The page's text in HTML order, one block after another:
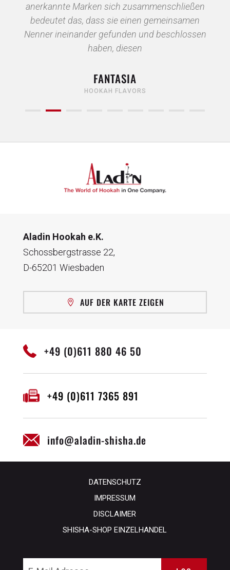
anerkannte Marken sich zusammenschließen
bedeutet das, dass sie einen gemeinsamen
Nenner ineinander gefunden und beschlossen
haben, diesen
FANTASIA
HOOKAH FLAVORS
Aladin Hookah e.K.
Schossbergstrasse 22,
D-65201 Wiesbaden
AUF DER KARTE ZEIGEN
+49 (0)611 880 46 50
+49 (0)611 7365 891
info@aladin-shisha.de
DATENSCHUTZ
IMPRESSUM
DISCLAIMER
SHISHA-SHOP EINZELHANDEL